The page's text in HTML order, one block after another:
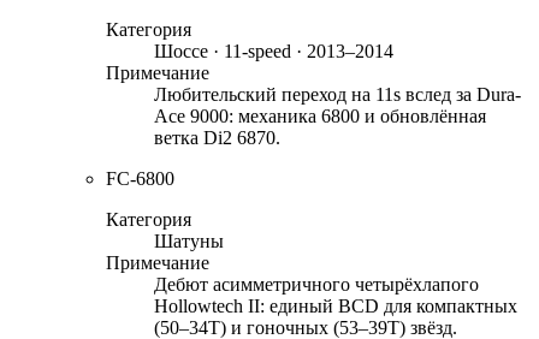
Категория
Шоссе · 11-speed · 2013–2014
Примечание
Любительский переход на 11s вслед за Dura-
Ace 9000: механика 6800 и обновлённая
ветка Di2 6870.
FC-6800
Категория
Шатуны
Примечание
Дебют асимметричного четырёхлапого
Hollowtech II: единый BCD для компактных
(50–34T) и гоночных (53–39T) звёзд.